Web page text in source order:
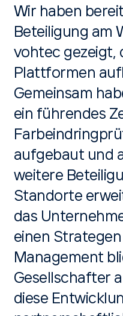
Wir haben
Beteiligung am
vohtec gezeigt,
Plattformen
Gemeinsam
ein führendes
aufgebaut und
weitere
Standorte
das
einen
Management
Gesellschafter
diese